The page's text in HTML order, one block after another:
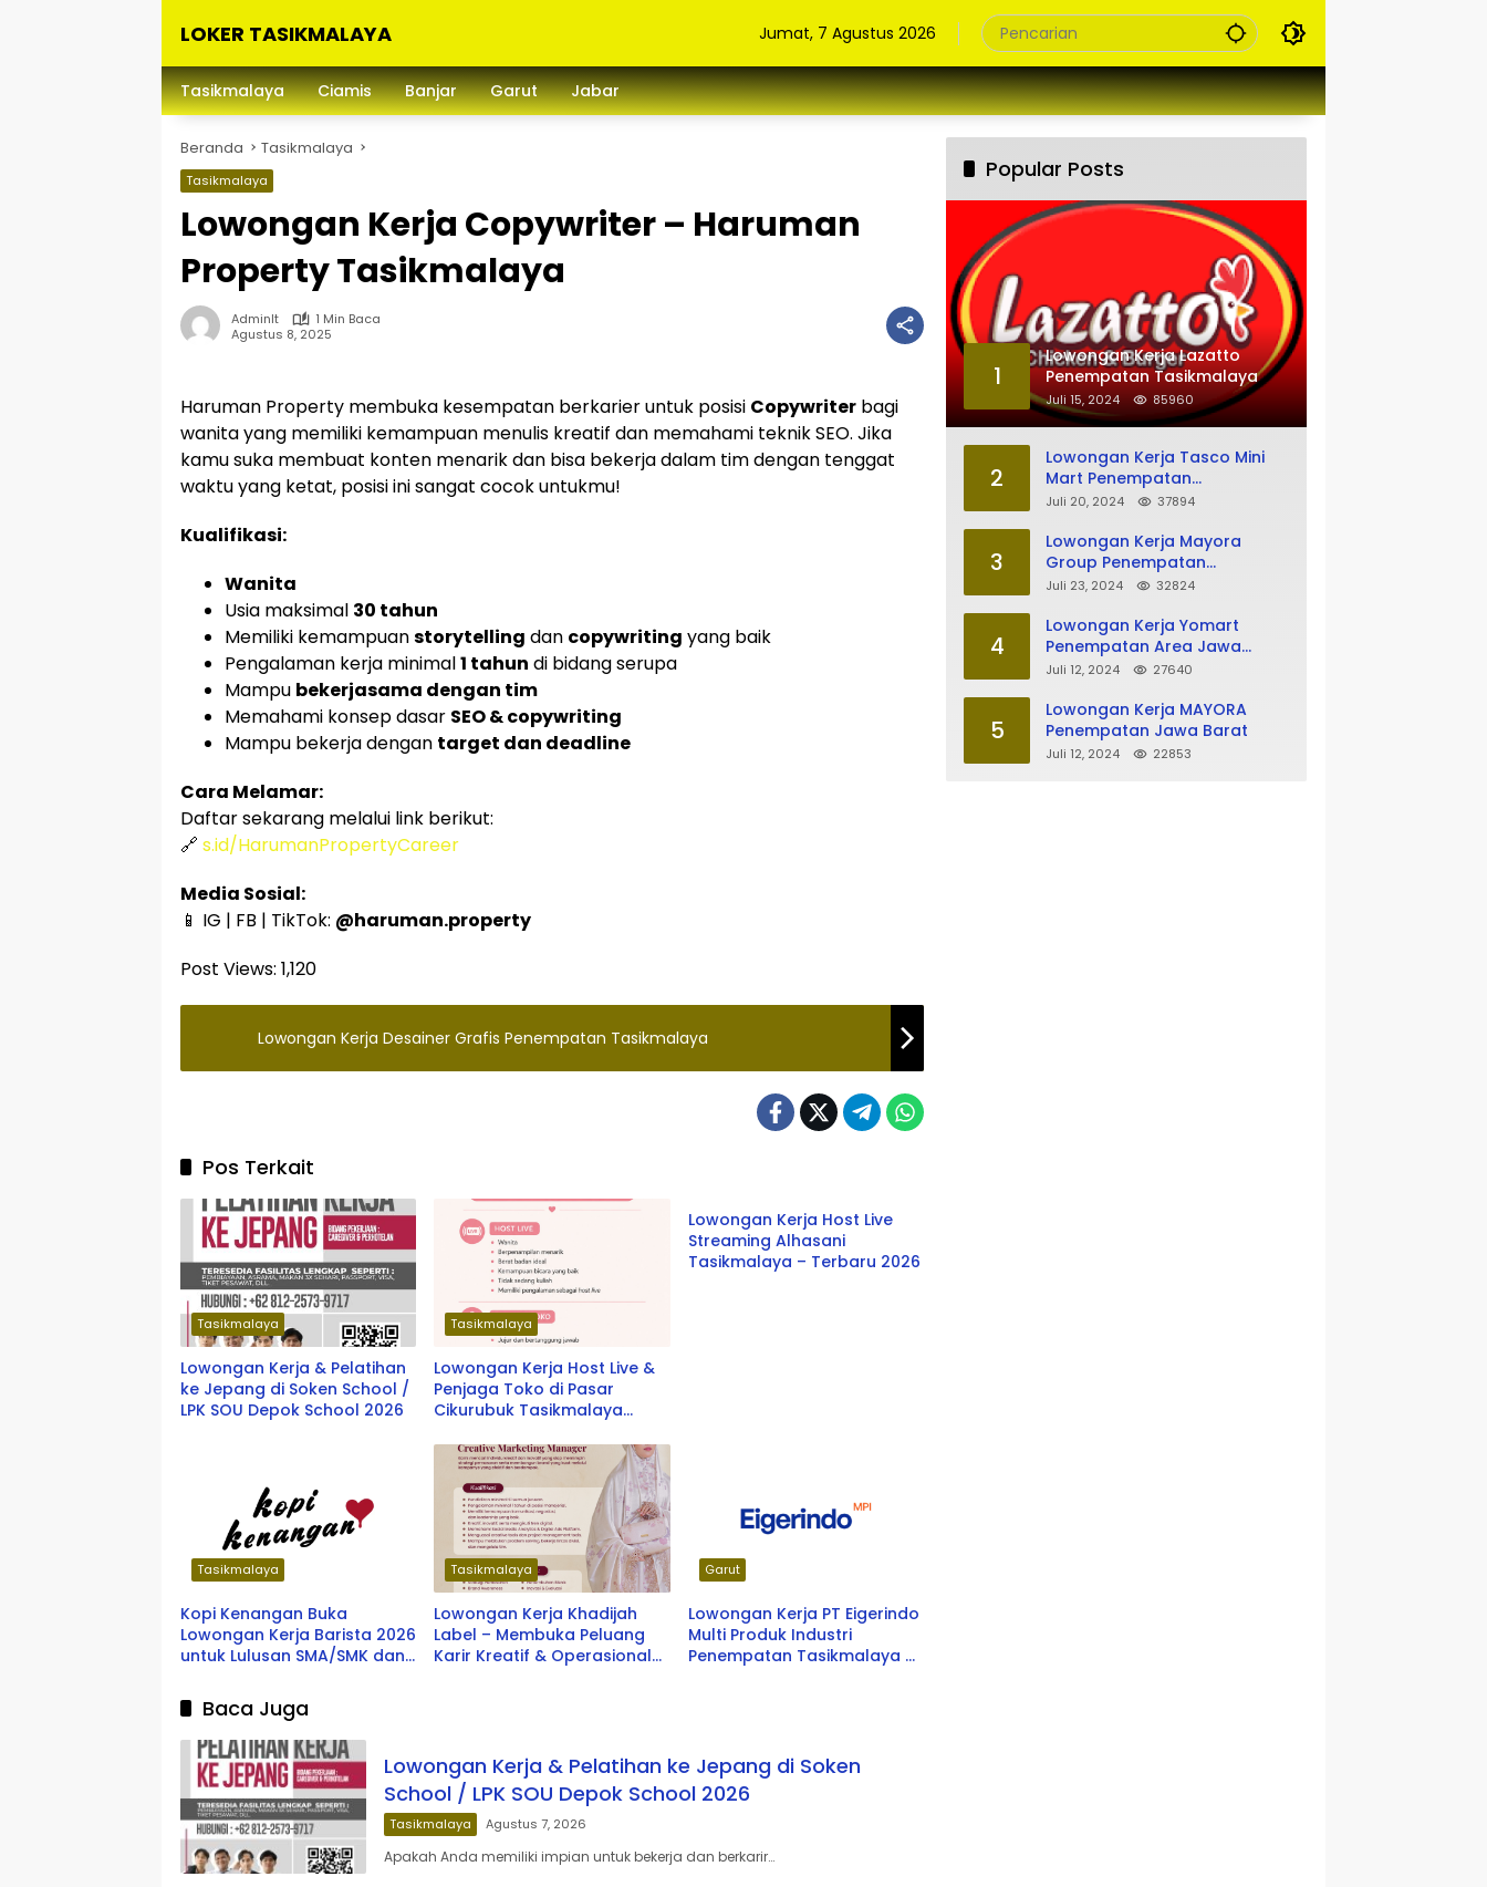
LOKER TASIKMALAYA
Lowongan
Kerja
dan
Sekitarna
Jumat, 7 Agustus 2026
Tasikmalaya Ciamis Banjar Garut Jabar
Beranda Tasikmalaya
Tasikmalaya
Lowongan Kerja Copywriter – Haruman
Property Tasikmalaya
Adminlt
1 Min Baca
Agustus 8, 2025
Haruman Property membuka kesempatan berkarier untuk posisi Copywriter bagi
wanita yang memiliki kemampuan menulis kreatif dan memahami teknik SEO. Jika
kamu suka membuat konten menarik dan bisa bekerja dalam tim dengan tenggat
waktu yang ketat, posisi ini sangat cocok untukmu!
Kualifikasi:
Wanita
Usia maksimal 30 tahun
Memiliki kemampuanstorytelling dan copywriting yang baik
Pengalaman kerja minimal1 tahun di bidang serupa
Mampu bekerjasama dengan tim
Memahami konsep dasar SEO & copywriting
Mampu bekerja dengan target dan deadline
Cara Melamar:
Daftar sekarang melalui link berikut:
🔗 s.id/HarumanPropertyCareer
Media Sosial:
📱 IG | FB | TikTok: @haruman.property
Post Views: 1,120
Lowongan Kerja Desainer Grafis Penempatan Tasikmalaya
Pos Terkait
Tasikmalaya
Lowongan Kerja & Pelatihan
ke Jepang di Soken School /
LPK SOU Depok School 2026
Tasikmalaya
Lowongan Kerja Host Live &
Penjaga Toko di Pasar
Cikurubuk Tasikmalaya
Lowongan Kerja Host Live
Streaming Alhasani
Tasikmalaya – Terbaru 2026
Tasikmalaya
Kopi Kenangan Buka
Lowongan Kerja Barista 2026
untuk Lulusan SMA/SMK dan
Penempatan di Berbagai
Kota Indonesia
Tasikmalaya
Lowongan Kerja Khadijah
Label – Membuka Peluang
Karir Kreatif & Operasional
Garut
Lowongan Kerja PT Eigerindo
Multi Produk Industri
Penempatan Tasikmalaya &
Baca Juga
Lowongan Kerja & Pelatihan ke Jepang di Soken
School / LPK SOU Depok School 2026
Tasikmalaya Agustus 7, 2026
Apakah Anda memiliki impian untuk bekerja dan berkarir…
Popular Posts
1
Lowongan Kerja Lazatto
Penempatan Tasikmalaya
Juli 15, 2024 85960
2
Lowongan Kerja Tasco Mini
Mart Penempatan
Tasikmalaya
Juli 20, 2024 37894
3
Lowongan Kerja Mayora
Group Penempatan
Tasikmalaya
Juli 23, 2024 32824
4
Lowongan Kerja Yomart
Penempatan Area Jawa
Barat
Juli 12, 2024 27640
5
Lowongan Kerja MAYORA
Penempatan Jawa Barat
Juli 12, 2024 22853